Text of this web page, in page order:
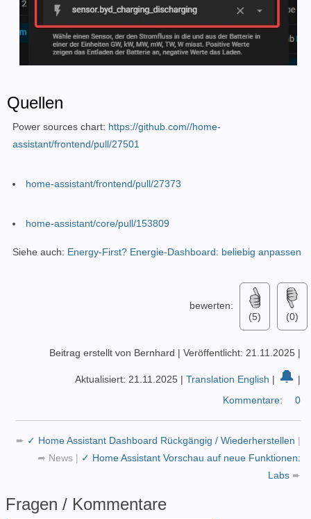
Quellen
Power sources chart: https://github.com//home-
assistant/frontend/pull/27501
home-assistant/frontend/pull/27373
home-assistant/core/pull/153809
Siehe auch: Energy-First? Energie-Dashboard: beliebig anpassen
bewerten:
(5)
(0)
Beitrag erstellt von Bernhard | Veröffentlicht: 21.11.2025 |
Aktualisiert: 21.11.2025 | Translation English | 🔔 |
Kommentare:
0
➨ ✓ Home Assistant Dashboard Rückgängig / Wiederherstellen |
➦ News | ✓ Home Assistant Vorschau auf neue Funktionen:
Labs ➨
Fragen / Kommentare